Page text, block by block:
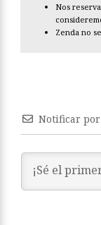
Nos
Zenda no
Notificar